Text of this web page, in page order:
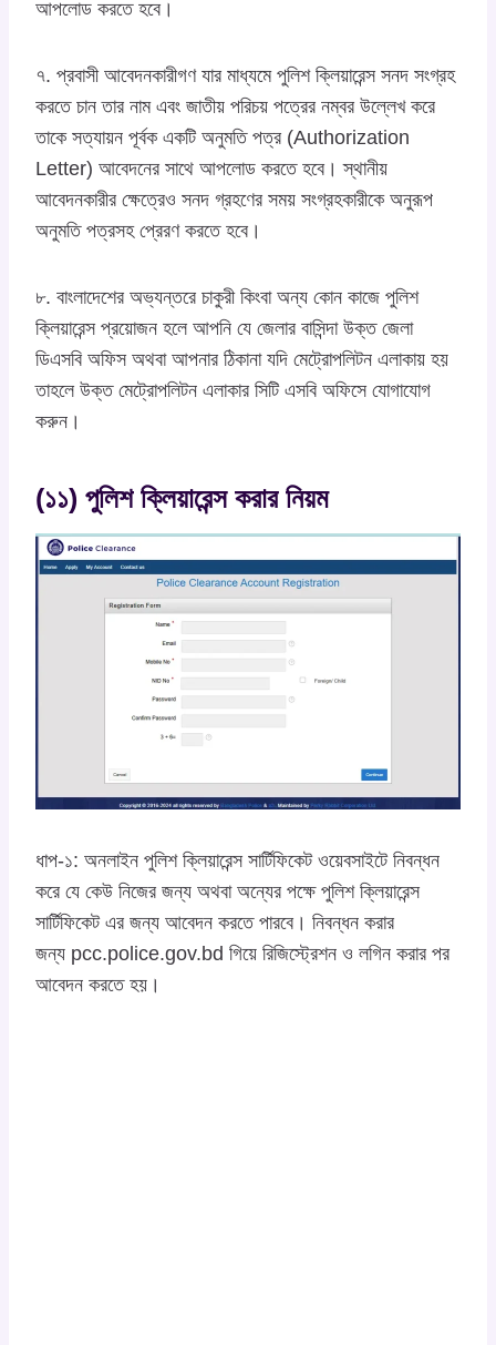
আপলোড করতে হবে।
৭. প্রবাসী আবেদনকারীগণ যার মাধ্যমে পুলিশ ক্লিয়ারেন্স সনদ সংগ্রহ
করতে চান তার নাম এবং জাতীয় পরিচয় পত্রের নম্বর উল্লেখ করে
তাকে সত্যায়ন পূর্বক একটি অনুমতি পত্র (Authorization
Letter) আবেদনের সাথে আপলোড করতে হবে। স্থানীয়
আবেদনকারীর ক্ষেত্রেও সনদ গ্রহণের সময় সংগ্রহকারীকে অনুরূপ
অনুমতি পত্রসহ প্রেরণ করতে হবে।
৮. বাংলাদেশের অভ্যন্তরে চাকুরী কিংবা অন্য কোন কাজে পুলিশ
ক্লিয়ারেন্স প্রয়োজন হলে আপনি যে জেলার বাসিন্দা উক্ত জেলা
ডিএসবি অফিস অথবা আপনার ঠিকানা যদি মেট্রোপলিটন এলাকায় হয়
তাহলে উক্ত মেট্রোপলিটন এলাকার সিটি এসবি অফিসে যোগাযোগ
করুন।
(১১) পুলিশ ক্লিয়ারেন্স করার নিয়ম
ধাপ-১: অনলাইন পুলিশ ক্লিয়ারেন্স সার্টিফিকেট ওয়েবসাইটে নিবন্ধন
করে যে কেউ নিজের জন্য অথবা অন্যের পক্ষে পুলিশ ক্লিয়ারেন্স
সার্টিফিকেট এর জন্য আবেদন করতে পারবে। নিবন্ধন করার
জন্য pcc.police.gov.bd গিয়ে রিজিস্ট্রেশন ও লগিন করার পর
আবেদন করতে হয়।